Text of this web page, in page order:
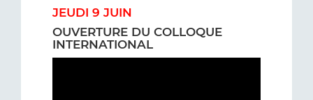
JEUDI 9 JUIN
OUVERTURE DU COLLOQUE
INTERNATIONAL